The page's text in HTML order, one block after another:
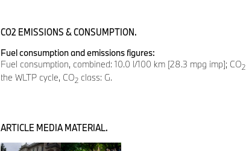
CO2 EMISSIONS & CONSUMPTION.
Fuel consumption and emissions figures:
Fuel consumption, combined: 10.0 l/100 km [28.3 mpg imp]; CO2
the WLTP cycle, CO2 class: G.
ARTICLE MEDIA MATERIAL.